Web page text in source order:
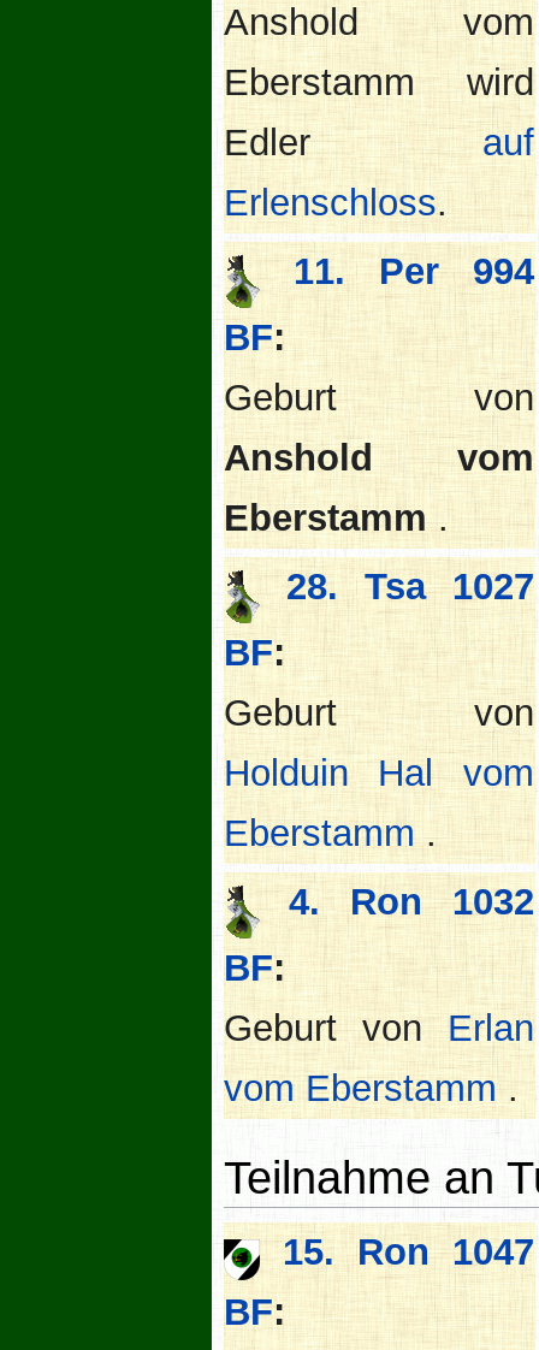
Anshold vom
Eberstamm wird
Edlerauf
Erlenschloss.
11. Per 994
BF:
Geburt von
Anshold vom
Eberstamm.
28. Tsa 1027
BF:
Geburt von
Holduin Hal vom
Eberstamm.
4. Ron 1032
BF:
Geburt vonErlan
vom Eberstamm.
Teilnahme an
15. Ron 1047
BF: